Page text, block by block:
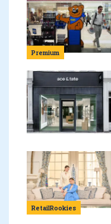
Premium
RetailRookies